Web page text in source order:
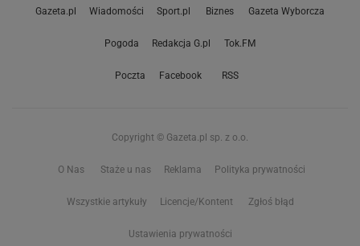
Gazeta.pl Wiadomości Sport.pl Biznes Gazeta Wyborcza
Pogoda Redakcja G.pl Tok.FM
Poczta Facebook RSS
Copyright © Gazeta.pl sp. z o.o.
O Nas Staże u nas Reklama Polityka prywatności
Wszystkie artykuły Licencje/Kontent Zgłoś błąd
Ustawienia prywatności